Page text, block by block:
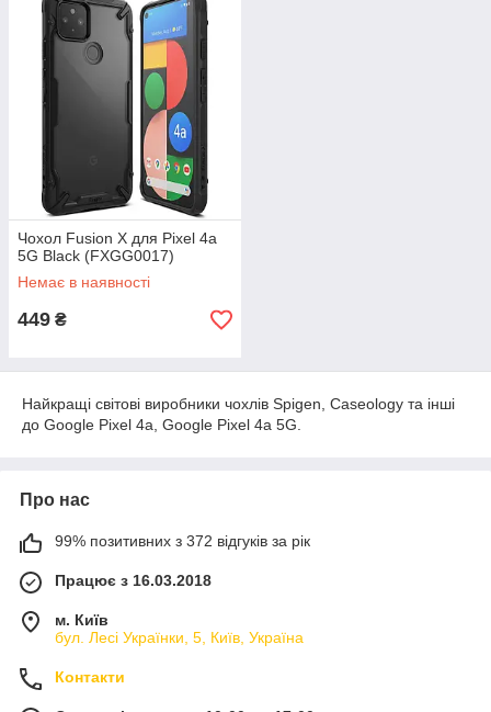
Чохол Fusion X для Pixel 4a
5G Black (FXGG0017)
Немає в наявності
449 ₴
Найкращі світові виробники чохлів Spigen, Caseology та інші
до Google Pixel 4a, Google Pixel 4a 5G.
Про нас
99% позитивних з 372 відгуків за рік
Працює з 16.03.2018
м. Київ
бул. Лесі Українки, 5, Київ, Україна
Контакти